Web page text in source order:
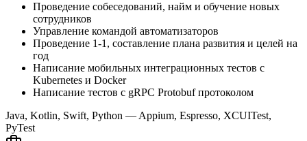
Проведение собеседований, найм и обучение новых
сотрудников
Управление командой автоматизаторов
Проведение 1-1, составление плана развития и целей на
год
Написание мобильных интеграционных тестов с
Kubernetes и Docker
Написание тестов с gRPC Protobuf протоколом
Java, Kotlin, Swift, Python — Appium, Espresso, XCUITest,
PyTest